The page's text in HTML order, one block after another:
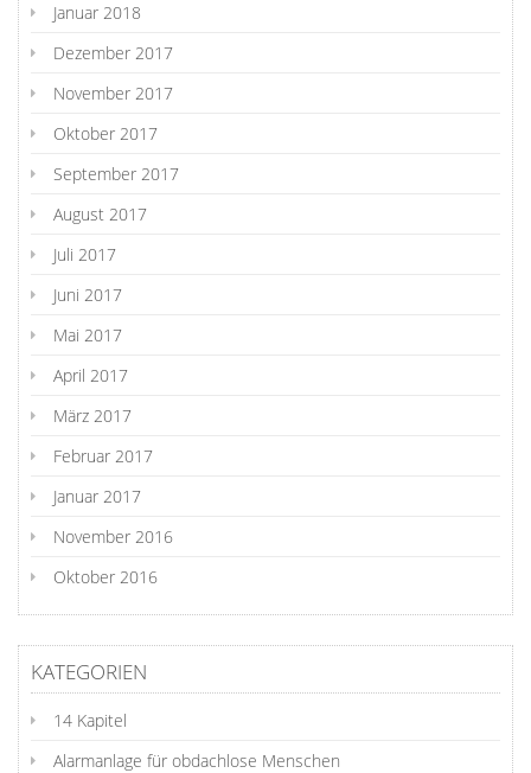
Januar 2018
Dezember 2017
November 2017
Oktober 2017
September 2017
August 2017
Juli 2017
Juni 2017
Mai 2017
April 2017
März 2017
Februar 2017
Januar 2017
November 2016
Oktober 2016
KATEGORIEN
14 Kapitel
Alarmanlage für obdachlose Menschen